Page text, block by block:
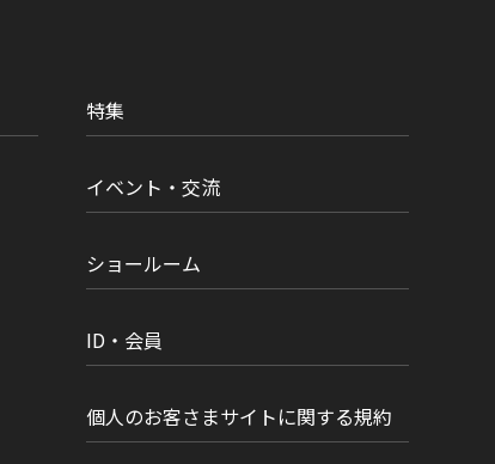
特集
イベント・交流
ショールーム
ID・会員
個人のお客さまサイトに関する規約